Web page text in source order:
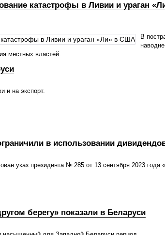
катастрофы в Ливии и ураган
В
местных властей.
и на экспорт.
в использовании
указ президента № 285 от 13 сентября 2023 года
берегу» показали в Беларуси